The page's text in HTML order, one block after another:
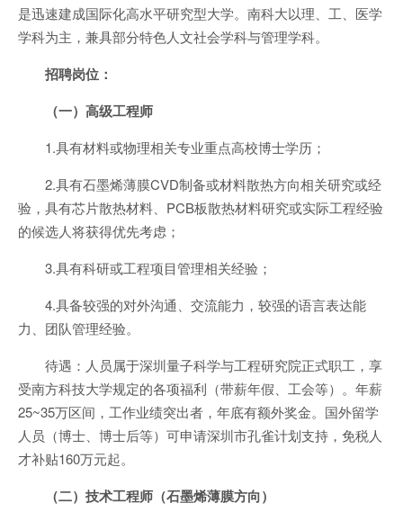
是迅速建成国际化高水平研究型大学。南科大以理、工、医学
学科为主，兼具部分特色人文社会学科与管理学科。
招聘岗位：
（一）高级工程师
1.具有材料或物理相关专业重点高校博士学历；
2.具有石墨烯薄膜CVD制备或材料散热方向相关研究或经
验，具有芯片散热材料、PCB板散热材料研究或实际工程经验
的候选人将获得优先考虑；
3.具有科研或工程项目管理相关经验；
4.具备较强的对外沟通、交流能力，较强的语言表达能
力、团队管理经验。
待遇：人员属于深圳量子科学与工程研究院正式职工，享
受南方科技大学规定的各项福利（带薪年假、工会等）。年薪
25~35万区间，工作业绩突出者，年底有额外奖金。国外留学
人员（博士、博士后等）可申请深圳市孔雀计划支持，免税人
才补贴160万元起。
（二）技术工程师（石墨烯薄膜方向）